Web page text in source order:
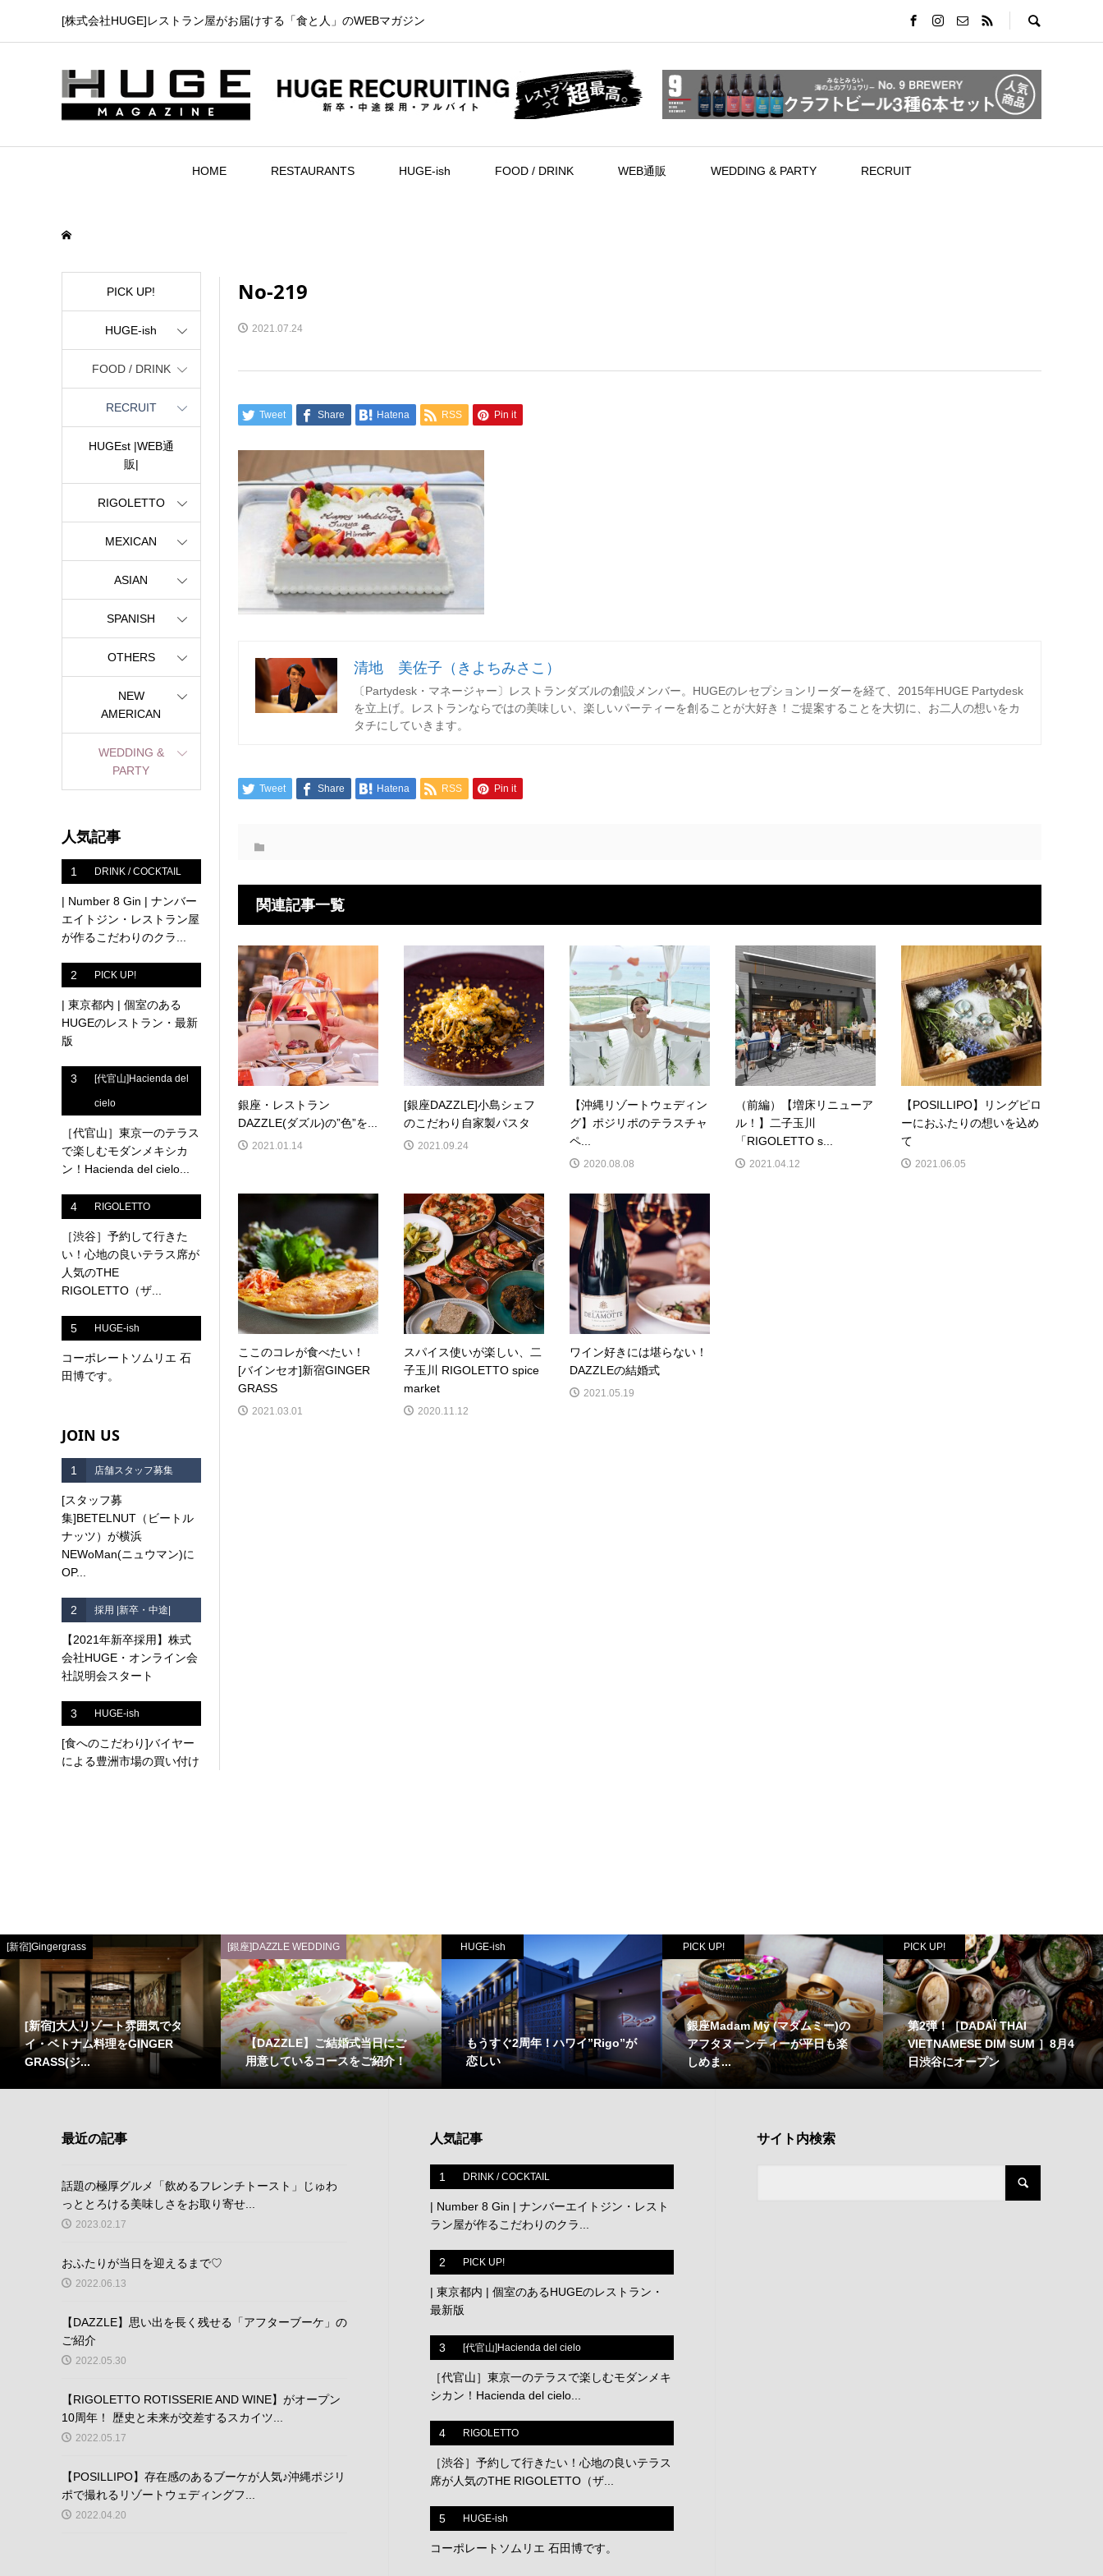
[株式会社HUGE]レストラン屋がお届けする「食と人」のWEBマガジン
HOME RESTAURANTS HUGE-ish FOOD / DRINK WEB通販 WEDDING & PARTY RECRUIT
No-219
2021.07.24
Tweet Share Hatena RSS Pin it
清地 美佐子（きよちみさこ）
〔Partydesk・マネージャー〕レストランダズルの創設メンバー。HUGEのレセプションリーダーを経て、2015年HUGE Partydesk
を立上げ。レストランならではの美味しい、楽しいパーティーを創ることが大好き！ご提案することを大切に、お二人の想いをカ
タチにしていきます。
Tweet Share Hatena RSS Pin it
関連記事一覧
銀座・レストラン
DAZZLE(ダズル)の”色”を...
2021.01.14
[銀座DAZZLE]小島シェフ
のこだわり自家製パスタ
2021.09.24
【沖縄リゾートウェディン
グ】ポジリポのテラスチャ
ペ...
2020.08.08
（前編）【増床リニューア
ル！】二子玉川
「RIGOLETTO s...
2021.04.12
【POSILLIPO】リングピロ
ーにおふたりの想いを込め
て
2021.06.05
ここのコレが食べたい！
[バインセオ]新宿GINGER
GRASS
2021.03.01
スパイス使いが楽しい、二
子玉川 RIGOLETTO spice
market
2020.11.12
ワイン好きには堪らない！
DAZZLEの結婚式
2021.05.19
PICK UP!
HUGE-ish
FOOD / DRINK
RECRUIT
HUGEst |WEB通
販|
RIGOLETTO
MEXICAN
ASIAN
SPANISH
OTHERS
NEW
AMERICAN
WEDDING &
PARTY
人気記事
1 DRINK / COCKTAIL
| Number 8 Gin | ナンバー
エイトジン・レストラン屋
が作るこだわりのクラ...
2 PICK UP!
| 東京都内 | 個室のある
HUGEのレストラン・最新
版
3 [代官山]Hacienda del
cielo
［代官山］東京一のテラス
で楽しむモダンメキシカ
ン！Hacienda del cielo...
4 RIGOLETTO
［渋谷］予約して行きた
い！心地の良いテラス席が
人気のTHE
RIGOLETTO（ザ...
5 HUGE-ish
コーポレートソムリエ 石
田博です。
JOIN US
1 店舗スタッフ募集
[スタッフ募
集]BETELNUT（ビートル
ナッツ）が横浜
NEWoMan(ニュウマン)に
OP...
2 採用 |新卒・中途|
【2021年新卒採用】株式
会社HUGE・オンライン会
社説明会スタート
3 HUGE-ish
[食へのこだわり]バイヤー
による豊洲市場の買い付け
[新宿]Gingergrass
[新宿]大人リゾート雰囲気でタ
イ・ベトナム料理をGINGER
GRASS(ジ...
[銀座]DAZZLE WEDDING
【DAZZLE】ご結婚式当日にご
用意しているコースをご紹介！
HUGE-ish
もうすぐ2周年！ハワイ”Rigo”が
恋しい
PICK UP!
銀座Madam Mỹ (マダムミー)の
アフタヌーンティーが平日も楽
しめま...
PICK UP!
第2弾！［DADAÏ THAI
VIETNAMESE DIM SUM ］8月4
日渋谷にオープン
最近の記事
話題の極厚グルメ「飲めるフレンチトースト」じゅわ
っととろける美味しさをお取り寄せ...
2023.02.17
おふたりが当日を迎えるまで♡
2022.06.13
【DAZZLE】思い出を長く残せる「アフターブーケ」の
ご紹介
2022.05.30
【RIGOLETTO ROTISSERIE AND WINE】がオープン
10周年！ 歴史と未来が交差するスカイツ...
2022.05.17
【POSILLIPO】存在感のあるブーケが人気♪沖縄ポジリ
ポで撮れるリゾートウェディングフ...
2022.04.20
人気記事
1 DRINK / COCKTAIL
| Number 8 Gin | ナンバーエイトジン・レスト
ラン屋が作るこだわりのクラ...
2 PICK UP!
| 東京都内 | 個室のあるHUGEのレストラン・
最新版
3 [代官山]Hacienda del cielo
［代官山］東京一のテラスで楽しむモダンメキ
シカン！Hacienda del cielo...
4 RIGOLETTO
［渋谷］予約して行きたい！心地の良いテラス
席が人気のTHE RIGOLETTO（ザ...
5 HUGE-ish
コーポレートソムリエ 石田博です。
サイト内検索